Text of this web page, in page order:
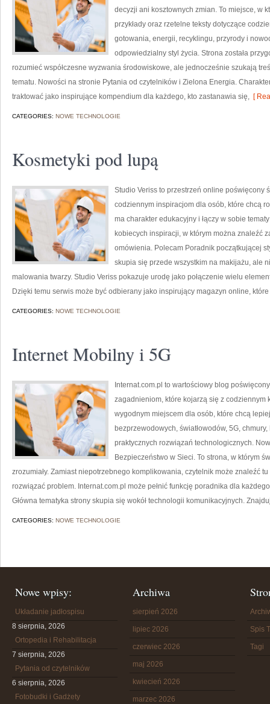
decyzji ani kosztownych zmian. To miejsce, w
przykłady oraz rzetelne teksty dotyczące
gotowania, energii, recyklingu, przyrody i
odpowiedzialny styl życia. Strona została
rozumieć współczesne wyzwania środowiskowe, ale jednocześnie szukają
tematu. Nowości na stronie Pytania od czytelników i Zielona Energia.
traktować jako inspirujące kompendium dla każdego, kto zastanawia się, [
CATEGORIES: NOWE TECHNOLOGIE
Kosmetyki pod lupą
Studio Veriss to przestrzeń online poświęcony
codziennym inspiracjom dla osób, które chcą
ma charakter edukacyjny i łączy w sobie
kobiecych inspiracji, w którym można znaleźć
omówienia. Polecam Poradnik początkującej
skupia się przede wszystkim na makijażu, ale
malowania twarzy. Studio Veriss pokazuje urodę jako połączenie wielu
Dzięki temu serwis może być odbierany jako inspirujący magazyn online,
CATEGORIES: NOWE TECHNOLOGIE
Internet Mobilny i 5G
Internat.com.pl to wartościowy blog
zagadnieniom, które kojarzą się z codziennym
wygodnym miejscem dla osób, które chcą
bezprzewodowych, światłowodów, 5G,
praktycznych rozwiązań technologicznych.
Bezpieczeństwo w Sieci. To strona, w którym
zrozumiały. Zamiast niepotrzebnego komplikowania, czytelnik może znaleźć
rozwiązać problem. Internat.com.pl może pełnić funkcję poradnika dla
Główna tematyka strony skupia się wokół technologii komunikacyjnych.
CATEGORIES: NOWE TECHNOLOGIE
Nowe wpisy:
Układanie jadłospisu
8 sierpnia, 2026
Ortopedia i Rehabilitacja
7 sierpnia, 2026
Pytania od czytelników
6 sierpnia, 2026
Fotobudki i Gadżety
Archiwa
sierpień 2026
lipiec 2026
czerwiec 2026
maj 2026
kwiecień 2026
marzec 2026
Spis
Tagi